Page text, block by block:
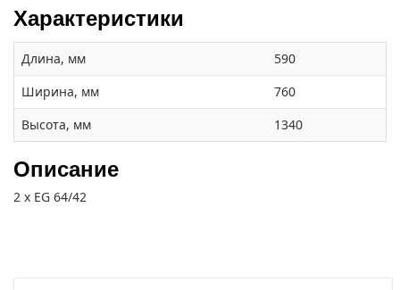
Характеристики
Длина, мм
590
Ширина, мм
760
Высота, мм
1340
Описание
2 x EG 64/42